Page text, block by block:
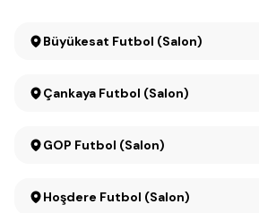
Büyükesat Futbol (Salon)
Çankaya Futbol (Salon)
GOP Futbol (Salon)
Hoşdere Futbol (Salon)